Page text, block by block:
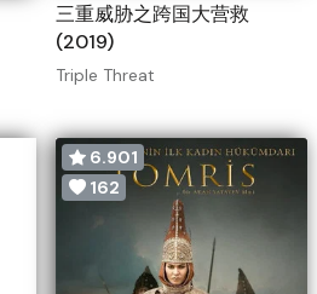
三重威胁之跨国大营救
(2019)
Triple Threat
6.901
162